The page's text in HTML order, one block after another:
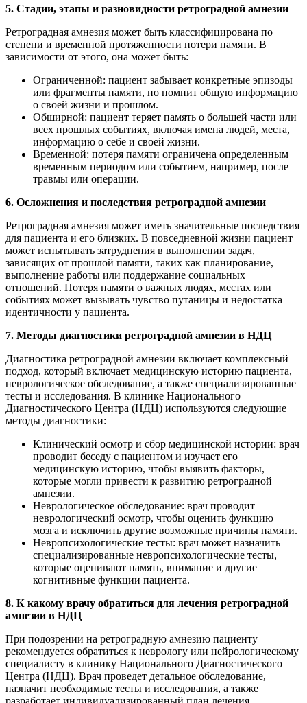
5. Стадии, этапы и разновидности ретроградной амнезии
Ретроградная амнезия может быть классифицирована по
степени и временной протяженности потери памяти. В
зависимости от этого, она может быть:
Ограниченной: пациент забывает конкретные эпизоды
или фрагменты памяти, но помнит общую информацию
о своей жизни и прошлом.
Обширной: пациент теряет память о большей части или
всех прошлых событиях, включая имена людей, места,
информацию о себе и своей жизни.
Временной: потеря памяти ограничена определенным
временным периодом или событием, например, после
травмы или операции.
6. Осложнения и последствия ретроградной амнезии
Ретроградная амнезия может иметь значительные последствия
для пациента и его близких. В повседневной жизни пациент
может испытывать затруднения в выполнении задач,
зависящих от прошлой памяти, таких как планирование,
выполнение работы или поддержание социальных
отношений. Потеря памяти о важных людях, местах или
событиях может вызывать чувство путаницы и недостатка
идентичности у пациента.
7. Методы диагностики ретроградной амнезии в НДЦ
Диагностика ретроградной амнезии включает комплексный
подход, который включает медицинскую историю пациента,
неврологическое обследование, а также специализированные
тесты и исследования. В клинике Национального
Диагностического Центра (НДЦ) используются следующие
методы диагностики:
Клинический осмотр и сбор медицинской истории: врач
проводит беседу с пациентом и изучает его
медицинскую историю, чтобы выявить факторы,
которые могли привести к развитию ретроградной
амнезии.
Неврологическое обследование: врач проводит
неврологический осмотр, чтобы оценить функцию
мозга и исключить другие возможные причины памяти.
Невропсихологические тесты: врач может назначить
специализированные невропсихологические тесты,
которые оценивают память, внимание и другие
когнитивные функции пациента.
8. К какому врачу обратиться для лечения ретроградной
амнезии в НДЦ
При подозрении на ретроградную амнезию пациенту
рекомендуется обратиться к неврологу или нейрологическому
специалисту в клинику Национального Диагностического
Центра (НДЦ). Врач проведет детальное обследование,
назначит необходимые тесты и исследования, а также
разработает индивидуализированный план лечения.